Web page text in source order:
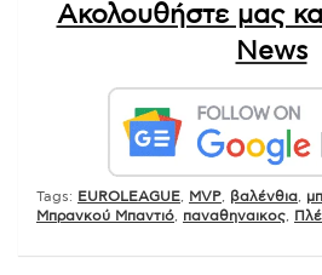
Ακολουθήστε μας
News
Tags: EUROLEAGUE MVP βαλένθια
Μπρανκού Μπαντιό
παναθηναικος